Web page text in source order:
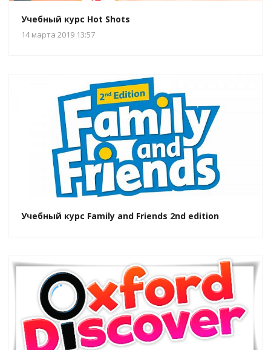
Учебный курс Hot Shots
14 марта 2019 13:57
Учебный курс Family and Friends 2nd edition